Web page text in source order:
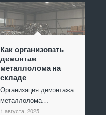
Как организовать
демонтаж
металлолома на
складе
Организация демонтажа
металлолома…
1 августа, 2025